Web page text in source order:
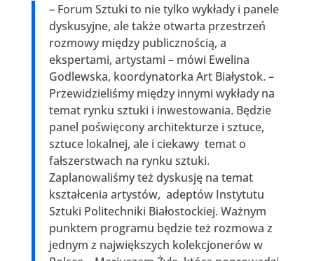
– Forum Sztuki to nie tylko wykłady i panele
dyskusyjne, ale także otwarta przestrzeń
rozmowy między publicznością, a
ekspertami, artystami – mówi Ewelina
Godlewska, koordynatorka Art Białystok. –
Przewidzieliśmy między innymi wykłady na
temat rynku sztuki i inwestowania. Będzie
panel poświęcony architekturze i sztuce,
sztuce lokalnej, ale i ciekawy temat o
fałszerstwach na rynku sztuki.
Zaplanowaliśmy też dyskusję na temat
kształcenia artystów, adeptów Instytutu
Sztuki Politechniki Białostockiej. Ważnym
punktem programu będzie też rozmowa z
jednym z największych kolekcjonerów w